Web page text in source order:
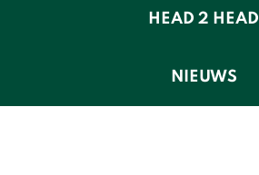
HEAD 2 HEAD
NIEUWS